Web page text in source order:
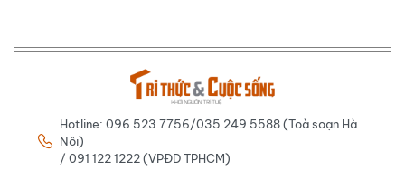
Hotline: 096 523 7756/035 249 5588 (Toà soạn Hà
Nội)
/ 091 122 1222 (VPĐD TPHCM)